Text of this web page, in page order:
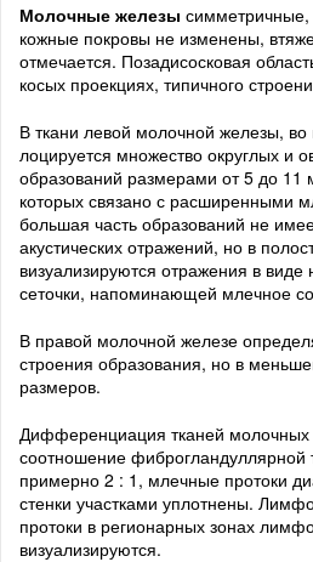
Молочные железы симметричные,
кожные покровы не изменены,
отмечается. Позадисосковая
косых проекциях, типичного
В ткани левой молочной железы, во
лоцируется множество округлых и
образований размерами от 5 до 11
которых связано с расширенными
большая часть образований не
акустических отражений, но в
визуализируются отражения в виде
сеточки, напоминающей млечное
В правой молочной железе
строения образования, но в
размеров.
Дифференциация тканей
соотношение фиброгландуллярной
примерно 2 : 1, млечные протоки
стенки участками уплотнены.
протоки в регионарных зонах
визуализируются.